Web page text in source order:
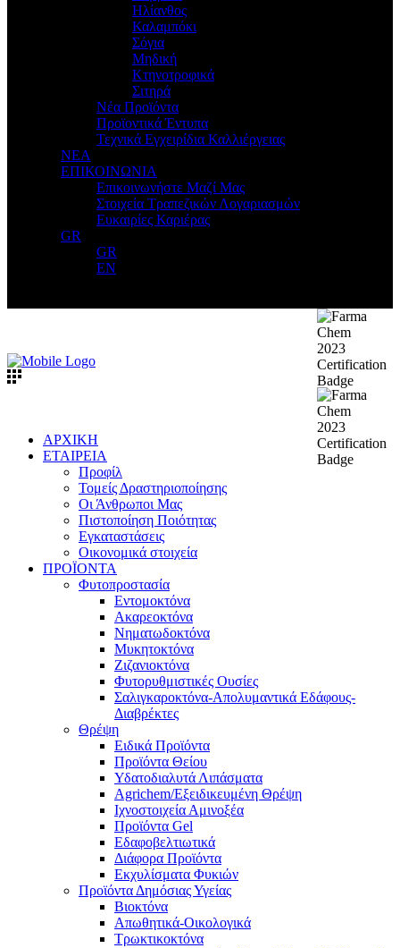
Ηλίανθος
Καλαμπόκι
Σόγια
Μηδική
Κτηνοτροφικά
Σιτηρά
Νέα Προϊόντα
Προϊοντικά Έντυπα
Τεχνικά Εγχειρίδια Καλλιέργειας
ΝΕΑ
ΕΠΙΚΟΙΝΩΝΙΑ
Επικοινωνήστε Μαζί Μας
Στοιχεία Τραπεζικών Λογαριασμών
Ευκαιρίες Καριέρας
GR
GR
EN
ΑΡΧΙΚΗ
ΕΤΑΙΡΕΙΑ
Προφίλ
Τομείς Δραστηριοποίησης
Οι Άνθρωποι Μας
Πιστοποίηση Ποιότητας
Εγκαταστάσεις
Οικονομικά στοιχεία
ΠΡΟΪΟΝΤΑ
Φυτοπροστασία
Εντομοκτόνα
Ακαρεοκτόνα
Νηματωδοκτόνα
Μυκητοκτόνα
Ζιζανιοκτόνα
Φυτορυθμιστικές Ουσίες
Σαλιγκαροκτόνα-Απολυμαντικά Εδάφους-
Διαβρέκτες
Θρέψη
Ειδικά Προϊόντα
Προϊόντα Θείου
Υδατοδιαλυτά Λιπάσματα
Agrichem/Εξειδικευμένη Θρέψη
Ιχνοστοιχεία Αμινοξέα
Προϊόντα Gel
Εδαφοβελτιωτικά
Διάφορα Προϊόντα
Εκχυλίσματα Φυκιών
Προϊόντα Δημόσιας Υγείας
Βιοκτόνα
Απωθητικά-Οικολογικά
Τρωκτικοκτόνα